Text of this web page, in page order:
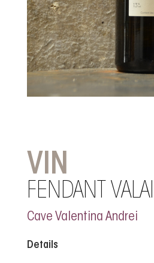
VIN
FENDANT
Cave Valentina Andrei
Details